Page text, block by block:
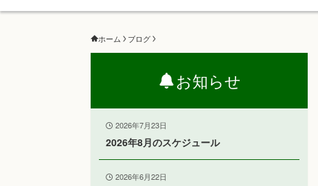
ホーム ブログ
お知らせ
2026年7月23日
2026年8月のスケジュール
2026年6月22日